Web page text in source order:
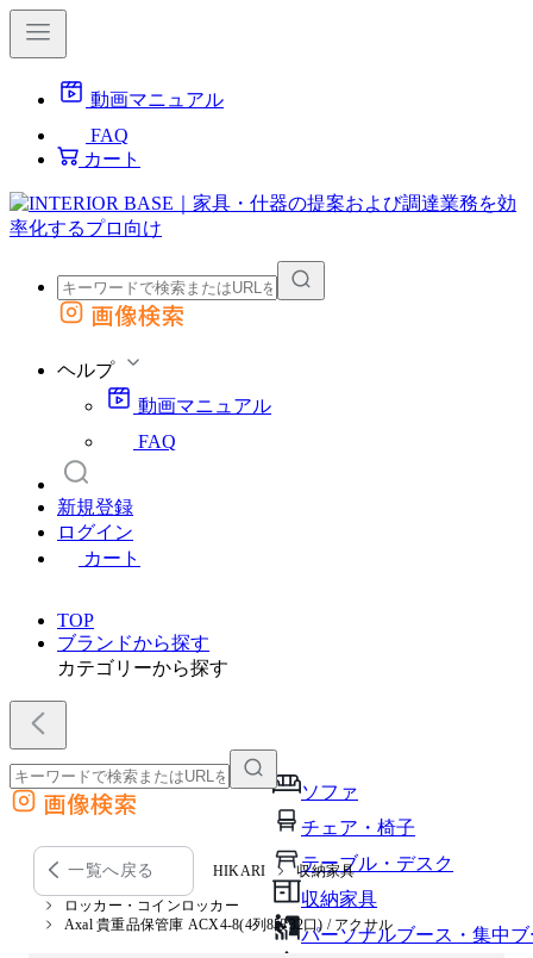
動画マニュアル
FAQ
カート
外部サイトの商品をカートに追加
画像検索
ヘルプ
動画マニュアル
FAQ
新規登録
ログイン
カート
TOP
ブランドから探す
カテゴリーから探す
ソファ
チェア・椅子
テーブル・デスク
収納家具
パーソナルブース・集中
外部サイトの商品をカートに追加
他のサイトで見つけた商品ページのURLを貼り付けて、カートに追加できます
画像検索
一覧へ戻る HIKARI 収納家具
ロッカー・コインロッカー
Axal 貴重品保管庫 ACX4-8(4列8段32口) / アクサル